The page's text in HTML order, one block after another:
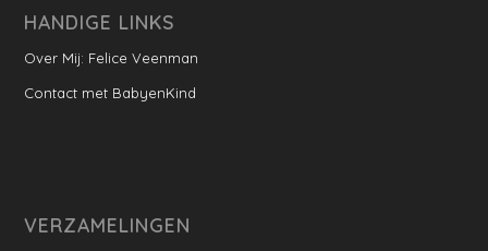
HANDIGE LINKS
Over Mij: Felice Veenman
Contact met BabyenKind
VERZAMELINGEN